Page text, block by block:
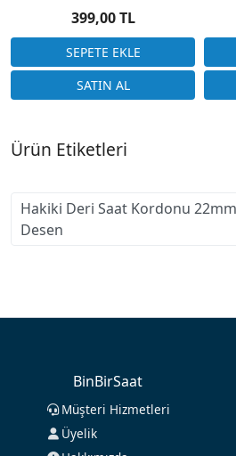
399,00 TL
Ürün Etiketleri
Hakiki Deri Saat Kordonu
Desen
BinBirSaat
Müşteri Hizmetleri
Üyelik